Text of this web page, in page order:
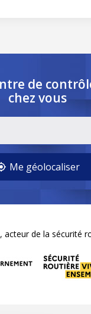
de
chez vous
Me géolocaliser
acteur de la sécurité